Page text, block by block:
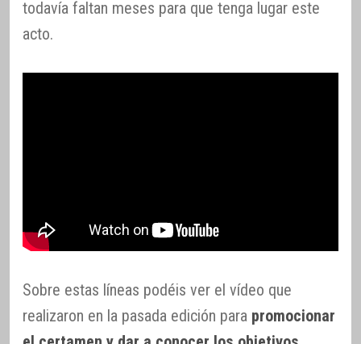
todavía faltan meses para que tenga lugar este
acto.
Sobre estas líneas podéis ver el vídeo que
realizaron en la pasada edición para promocionar